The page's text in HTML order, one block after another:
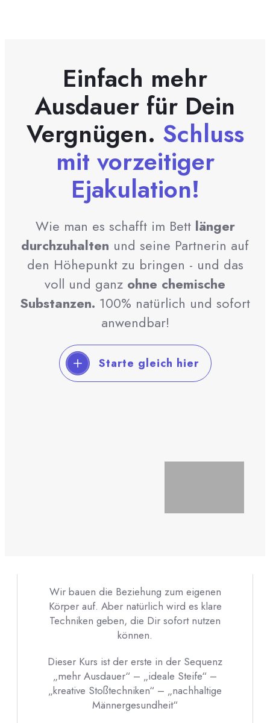
Einfach mehr
Ausdauer für Dein
Vergnügen. Schluss
mit vorzeitiger
Ejakulation!
Wie man es schafft im Bett länger
durchzuhalten und seine Partnerin auf
den Höhepunkt zu bringen - und das
voll und ganz ohne chemische
Substanzen. 100% natürlich und sofort
anwendbar!
Starte gleich hier
Wir bauen die Beziehung zum eigenen
Körper auf. Aber natürlich wird es klare
Techniken geben, die Dir sofort nutzen
können.
Dieser Kurs ist der erste in der Sequenz
„mehr Ausdauer“ – „ideale Steife“ –
„kreative Stoßtechniken“ – „nachhaltige
Männergesundheit“